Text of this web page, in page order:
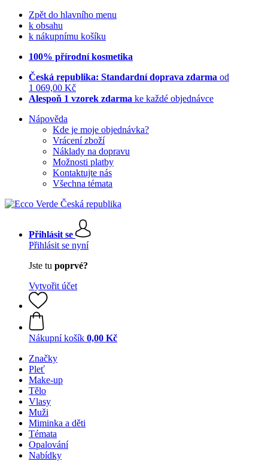
Zpět do hlavního menu
k obsahu
k nákupnímu košíku
100% přírodní kosmetika
Česká republika: Standardní doprava zdarma od
1 069,00 Kč
Alespoň 1 vzorek zdarma ke každé objednávce
Nápověda
Kde je moje objednávka?
Vrácení zboží
Náklady na dopravu
Možnosti platby
Kontaktujte nás
Všechna témata
Přihlásit se
Přihlásit se nyní
Jste tu poprvé?
Vytvořit účet
Nákupní košík 0,00 Kč
Značky
Pleť
Make-up
Tělo
Vlasy
Muži
Miminka a děti
Témata
Opalování
Nabídky